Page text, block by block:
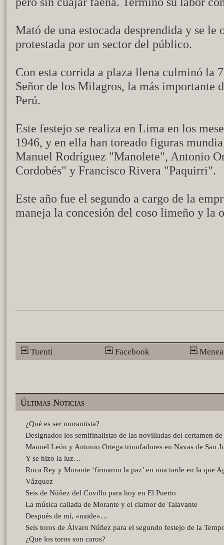
Mató de una estocada desprendida y se le
protestada por un sector del público.
Con esta corrida a plaza llena culminó la
Señor de los Milagros, la más importante
Perú.
Este festejo se realiza en Lima en los
1946, y en ella han toreado figuras
Manuel Rodríguez "Manolete", Antonio
Cordobés" y Francisco Rivera "Paquirri".
Este año fue el segundo a cargo de la
maneja la concesión del coso limeño y la
Tuenti Facebook
Últimas Noticias
¿Qué es ser morantista?
Designados los semifinalistas de las novilladas del certamen
Manuel León y Antonio Ortega triunfadores en Navas de San
Y se hizo la luz…
Roca Rey y Morante ‘firmaron la paz’ en una tarde en la que
Vázquez
Seis de Núñez del Cuvillo para hoy en El Puerto
La música callada de Morante y el clamor de Talavante
Después de mí, «naide»…
Seis toros de Álvaro Núñez para el segundo festejo de la
¿Que los toros son caros?